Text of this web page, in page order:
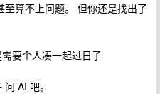
算不上问题。 但你还是找出了
要个人凑一起过日子
AI 吧。